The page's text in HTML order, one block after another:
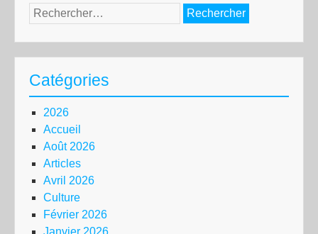
Rechercher :
Catégories
2026
Accueil
Août 2026
Articles
Avril 2026
Culture
Février 2026
Janvier 2026